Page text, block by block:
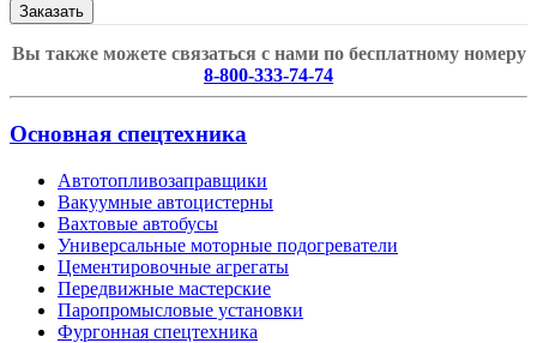
Вы также можете связаться с нами по бесплатному номеру
8-800-333-74-74
Основная спецтехника
Автотопливозаправщики
Вакуумные автоцистерны
Вахтовые автобусы
Универсальные моторные подогреватели
Цементировочные агрегаты
Передвижные мастерские
Паропромысловые установки
Фургонная спецтехника